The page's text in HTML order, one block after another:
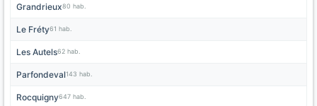
Grandrieux80 hab.
Le Fréty61 hab.
Les Autels62 hab.
Parfondeval143 hab.
Rocquigny647 hab.